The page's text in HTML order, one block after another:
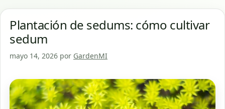
Plantación de sedums: cómo cultivar
sedum
mayo 14, 2026 por GardenMI